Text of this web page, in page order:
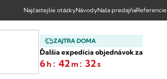
Najčastejšie otázkyNávodyNaša predajňaReferencie
ZAJTRA DOMA
Ďalšia expedícia objednávok za
6 h : 42 m : 32s